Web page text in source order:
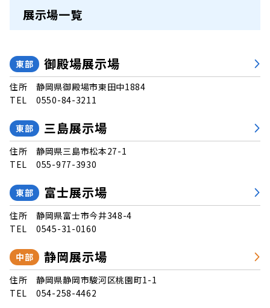
展示場一覧
東部 御殿場展示場
住所
静岡県御殿場市東田中1884
TEL
0550-84-3211
東部 三島展示場
住所
静岡県三島市松本27-1
TEL
055-977-3930
東部 富士展示場
住所
静岡県富士市今井348-4
TEL
0545-31-0160
中部 静岡展示場
住所
静岡県静岡市駿河区桃園町1-1
TEL
054-258-4462